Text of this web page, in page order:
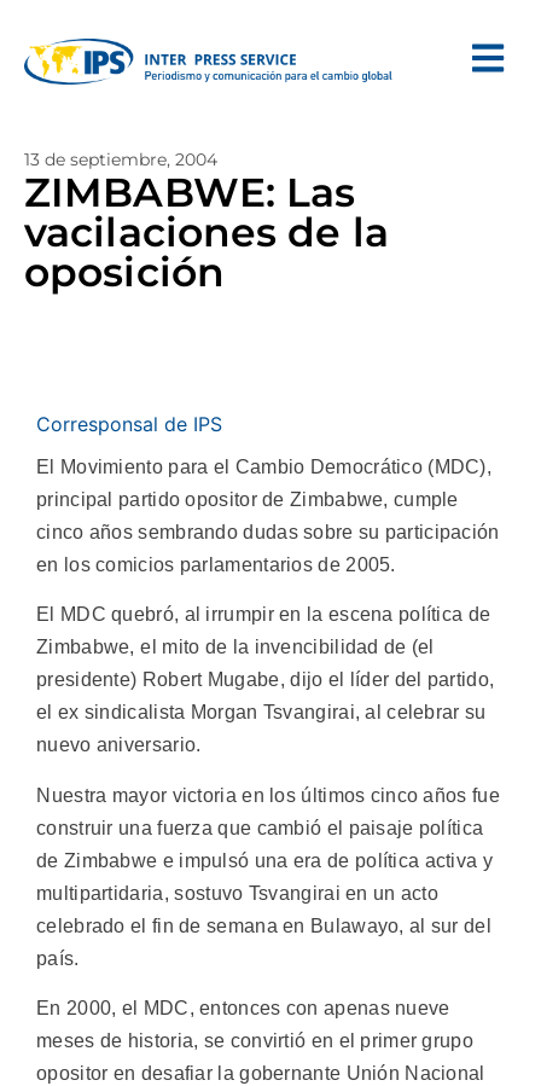
13 de septiembre, 2004
ZIMBABWE: Las
vacilaciones de la
oposición
Corresponsal de IPS
El Movimiento para el Cambio Democrático (MDC),
principal partido opositor de Zimbabwe, cumple
cinco años sembrando dudas sobre su participación
en los comicios parlamentarios de 2005.
El MDC quebró, al irrumpir en la escena política de
Zimbabwe, el mito de la invencibilidad de (el
presidente) Robert Mugabe, dijo el líder del partido,
el ex sindicalista Morgan Tsvangirai, al celebrar su
nuevo aniversario.
Nuestra mayor victoria en los últimos cinco años fue
construir una fuerza que cambió el paisaje política
de Zimbabwe e impulsó una era de política activa y
multipartidaria, sostuvo Tsvangirai en un acto
celebrado el fin de semana en Bulawayo, al sur del
país.
En 2000, el MDC, entonces con apenas nueve
meses de historia, se convirtió en el primer grupo
opositor en desafiar la gobernante Unión Nacional